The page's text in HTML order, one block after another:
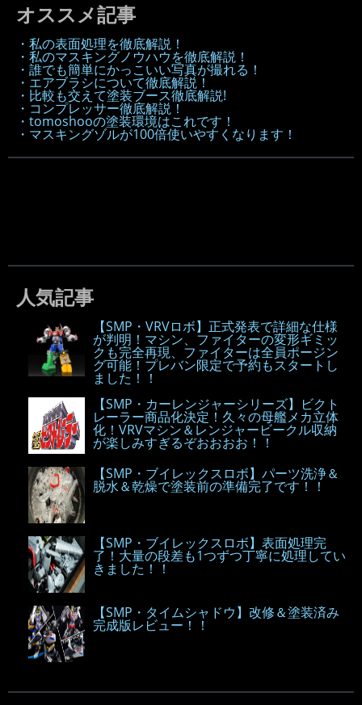
オススメ記事
・私の表面処理を徹底解説！
・私のマスキングノウハウを徹底解説！
・誰でも簡単にかっこいい写真が撮れる！
・エアブラシについて徹底解説！
・比較も交えて塗装ブース徹底解説!
・コンプレッサー徹底解説！
・tomoshooの塗装環境はこれです！
・マスキングゾルが100倍使いやすくなります！
人気記事
【SMP・VRVロボ】正式発表で詳細な仕様
が判明！マシン、ファイターの変形ギミッ
クも完全再現、ファイターは全員ポージン
グ可能！プレバン限定で予約もスタートし
ました！！
【SMP・カーレンジャーシリーズ】ビクト
レーラー商品化決定！久々の母艦メカ立体
化！VRVマシン＆レンジャービークル収納
が楽しみすぎるぞおおおお！！
【SMP・ブイレックスロボ】パーツ洗浄＆
脱水＆乾燥で塗装前の準備完了です！！
【SMP・ブイレックスロボ】表面処理完
了！大量の段差も1つずつ丁寧に処理してい
きました！！
【SMP・タイムシャドウ】改修＆塗装済み
完成版レビュー！！